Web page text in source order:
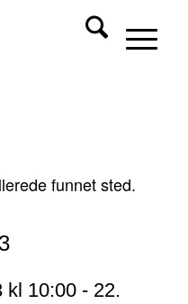
funnet sted.
kl 10:00- 22.